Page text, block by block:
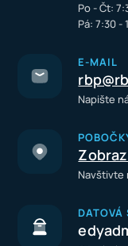
Po - Čt:
Pá: 7:30 -
E-MAIL
Napište
Navštivte
DATOVÁ